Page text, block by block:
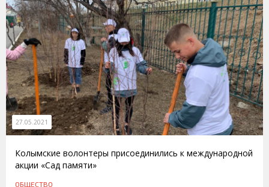
27.05.2021
Колымские волонтеры присоединились к международной
акции «Сад памяти»
ОБЩЕСТВО